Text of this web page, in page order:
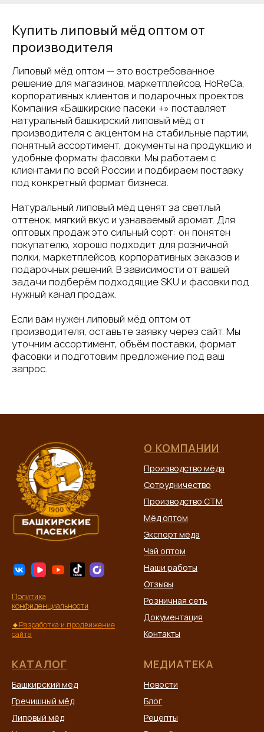
Купить липовый мёд оптом от
производителя
Липовый мёд оптом — это востребованное
решение для магазинов, маркетплейсов, HoReCa,
корпоративных клиентов и подарочных проектов.
Компания «Башкирские пасеки +» поставляет
натуральный башкирский липовый мёд от
производителя с акцентом на стабильные партии,
понятный ассортимент, документы на продукцию и
удобные форматы фасовки. Мы работаем с
клиентами по всей России и подбираем поставку
под конкретный формат бизнеса.
Натуральный липовый мёд ценят за светлый
оттенок, мягкий вкус и узнаваемый аромат. Для
оптовых продаж это сильный сорт: он понятен
покупателю, хорошо подходит для розничной
полки, маркетплейсов, корпоративных заказов и
подарочных решений. В зависимости от вашей
задачи подберём подходящие SKU и фасовки под
нужный канал продаж.
Если вам нужен липовый мёд оптом от
производителя, оставьте заявку через сайт. Мы
уточним ассортимент, объём поставки, формат
фасовки и подготовим предложение под ваш
запрос.
Политика
конфиденциальности
🔸Разработка и продвижение
сайта
О КОМПАНИИ
Производство мёда
Сотрудничество
Производство СТМ
Мёд оптом
Экспорт мёда
Чай оптом
Наши работы
Отзывы
Розничная сеть
Документация
Контакты
КАТАЛОГ
Башкирский мёд
Гречишный мёд
Липовый мёд
МЕДИАТЕКА
Новости
Блог
Рецепты